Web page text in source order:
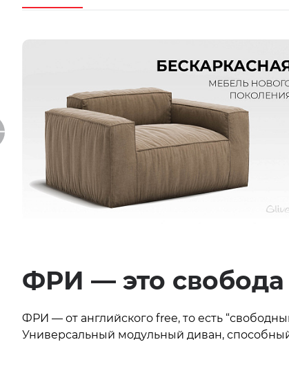
ФРИ — это свобода
ФРИ — от английского free, то есть
Универсальный модульный диван,